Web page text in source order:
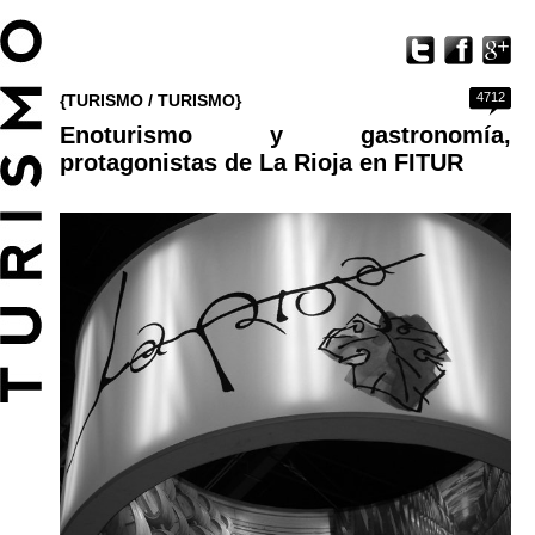
4712
{TURISMO / TURISMO}
Enoturismo y gastronomía,
protagonistas de La Rioja en FITUR